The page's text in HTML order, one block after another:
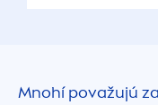
Mnohí považujú